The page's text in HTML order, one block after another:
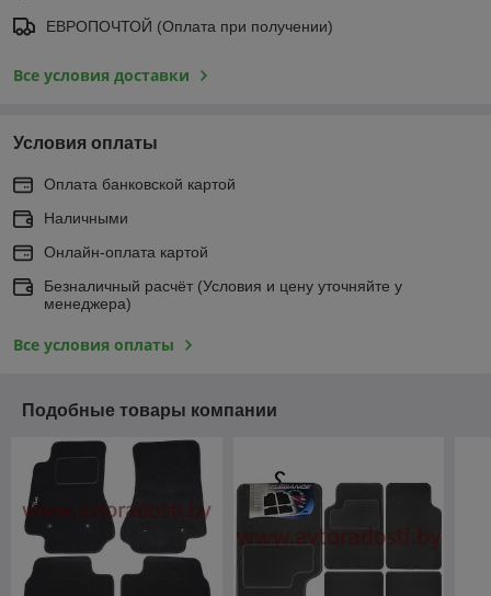
ЕВРОПОЧТОЙ (Оплата при получении)
Все условия доставки
Условия оплаты
Оплата банковской картой
Наличными
Онлайн-оплата картой
Безналичный расчёт (Условия и цену уточняйте у
менеджера)
Все условия оплаты
Подобные товары компании